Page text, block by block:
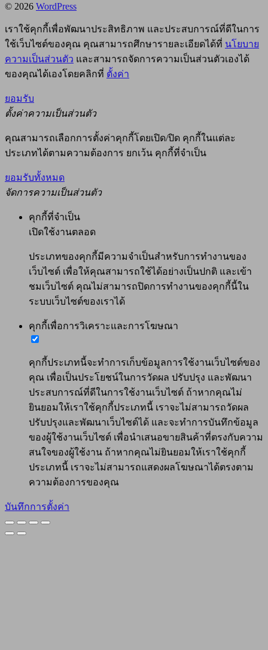
© 2026 WordPress
เราใช้คุกกี้เพื่อพัฒนาประสิทธิภาพ และประสบการณ์ที่ดีในการ
ใช้เว็บไซต์ของคุณ คุณสามารถศึกษารายละเอียดได้ที่ นโยบาย
ความเป็นส่วนตัว และสามารถจัดการความเป็นส่วนตัวเองได้
ของคุณได้เองโดยคลิกที่ ตั้งค่า
ยอมรับ
ตั้งค่าความเป็นส่วนตัว
คุณสามารถเลือกการตั้งค่าคุกกี้โดยเปิด/ปิด คุกกี้ในแต่ละ
ประเภทได้ตามความต้องการ ยกเว้น คุกกี้ที่จำเป็น
ยอมรับทั้งหมด
จัดการความเป็นส่วนตัว
คุกกี้ที่จำเป็น
เปิดใช้งานตลอด
ประเภทของคุกกี้มีความจำเป็นสำหรับการทำงานของ
เว็บไซต์ เพื่อให้คุณสามารถใช้ได้อย่างเป็นปกติ และเข้า
ชมเว็บไซต์ คุณไม่สามารถปิดการทำงานของคุกกี้นี้ใน
ระบบเว็บไซต์ของเราได้
คุกกี้เพื่อการวิเคราะและการโฆษณา
คุกกี้ประเภทนี้จะทำการเก็บข้อมูลการใช้งานเว็บไซต์ของ
คุณ เพื่อเป็นประโยชน์ในการวัดผล ปรับปรุง และพัฒนา
ประสบการณ์ที่ดีในการใช้งานเว็บไซต์ ถ้าหากคุณไม่
ยินยอมให้เราใช้คุกกี้ประเภทนี้ เราจะไม่สามารถวัดผล
ปรับปรุงและพัฒนาเว็บไซต์ได้ และจะทำการบันทึกข้อมูล
ของผู้ใช้งานเว็บไซต์ เพื่อนำเสนอขายสินค้าที่ตรงกับความ
สนใจของผู้ใช้งาน ถ้าหากคุณไม่ยินยอมให้เราใช้คุกกี้
ประเภทนี้ เราจะไม่สามารถแสดงผลโฆษณาได้ตรงตาม
ความต้องการของคุณ
บันทึกการตั้งค่า